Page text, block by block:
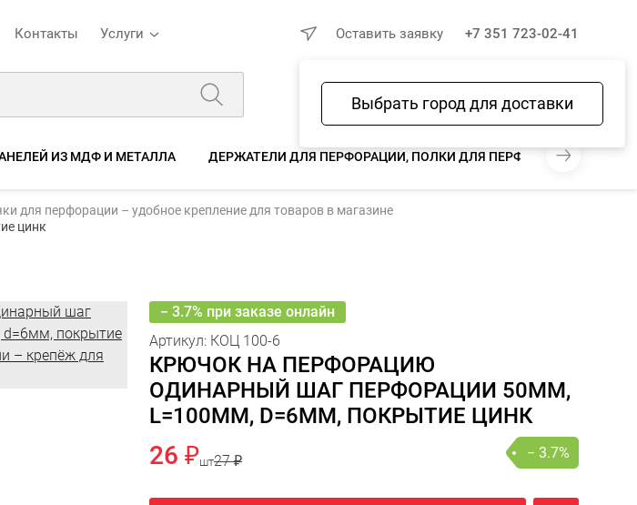
Контакты Услуги
Выбрать город для доставки
Оставить заявку +7 351 723-02-41
Избранное Сравнение Корзина
ИЗ МДФ И МЕТАЛЛА ДЕРЖАТЕЛИ ДЛЯ ПЕРФОРАЦИИ, ПОЛКИ ДЛЯ ПЕРФОРАЦИИ
L=100мм, d=6мм, покрытие цинк 27 ₽
для перфорации – удобное крепление для товаров в магазине
цинк
− 3.7% при заказе онлайн
Артикул: КОЦ 100-6
КРЮЧОК НА ПЕРФОРАЦИЮ
ОДИНАРНЫЙ ШАГ ПЕРФОРАЦИИ 50ММ,
L=100ММ, D=6ММ, ПОКРЫТИЕ ЦИНК
26 ₽шт27 ₽ − 3.7%